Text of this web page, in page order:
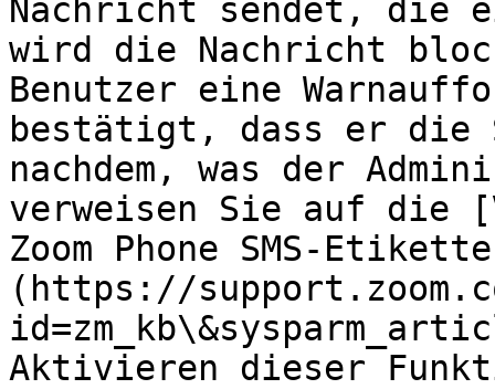
Nachricht sendet, die
wird die Nachricht
Benutzer eine
bestätigt, dass er die
nachdem, was der
verweisen Sie auf die
Zoom Phone SMS-
(https://
Aktivieren dieser